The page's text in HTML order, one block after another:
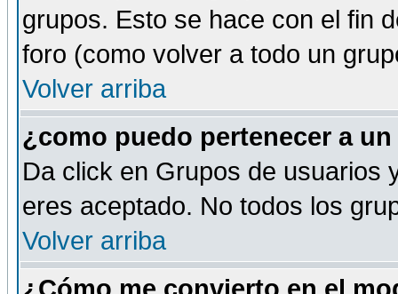
grupos. Esto se hace con el fin
foro (como volver a todo un
Volver arriba
¿como puedo pertenecer a
Da click en Grupos de usuarios
eres aceptado. No todos los
Volver arriba